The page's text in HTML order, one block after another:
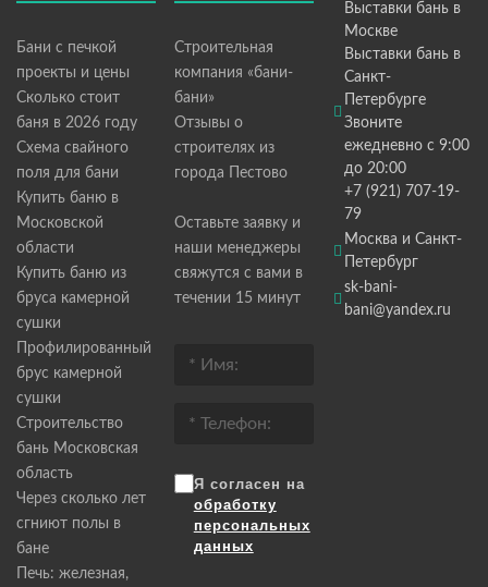
Бани с печкой
проекты и цены
Сколько стоит
баня в 2026 году
Схема свайного
поля для бани
Купить баню в
Московской
области
Купить баню из
бруса камерной
сушки
Профилированный
брус камерной
сушки
Строительство
бань Московская
область
Через сколько лет
сгниют полы в
бане
Печь: железная,
Строительная
компания «бани-
бани»
Отзывы о
строителях из
города Пестово
Оставьте заявку и
наши менеджеры
свяжутся с вами в
течении 15 минут
Я согласен на
обработку
персональных
данных
Выставки бань в
Москве
Выставки бань в
Санкт-
Петербурге
Звоните
ежедневно с 9:00
до 20:00
+7 (921) 707-19-
79
Москва и Санкт-
Петербург
sk-bani-
bani@yandex.ru